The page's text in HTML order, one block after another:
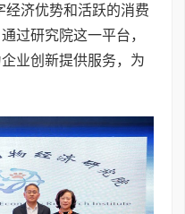
经济优势和活跃的消费
过研究院这一平台，
业创新提供服务，为